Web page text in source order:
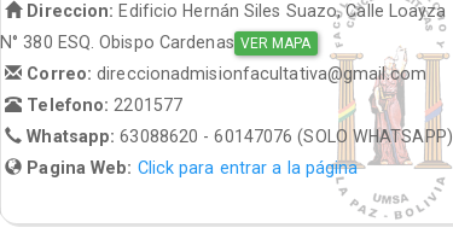
Direccion: Edificio Hernán Siles Suazo, Calle Loayza
N° 380 ESQ. Obispo Cardenas VER MAPA
Correo:direccionadmisionfacultativa@gmail.com
Telefono: 2201577
Whatsapp:63088620 - 60147076 (SOLO WHATSAPP)
Pagina Web: Click para entrar a la página